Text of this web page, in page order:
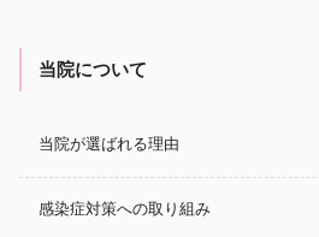
当院について
当院が選ばれる理由
感染症対策への取り組み